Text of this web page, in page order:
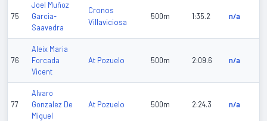
75
Joel Muñoz
Garcia-
Saavedra
Cronos
Villaviciosa
500m 1:35.2 n/a
76
Aleix Maria
Forcada
Vicent
At Pozuelo 500m 2:09.6 n/a
77
Alvaro
Gonzalez De
Miguel
At Pozuelo 500m 2:24.3 n/a